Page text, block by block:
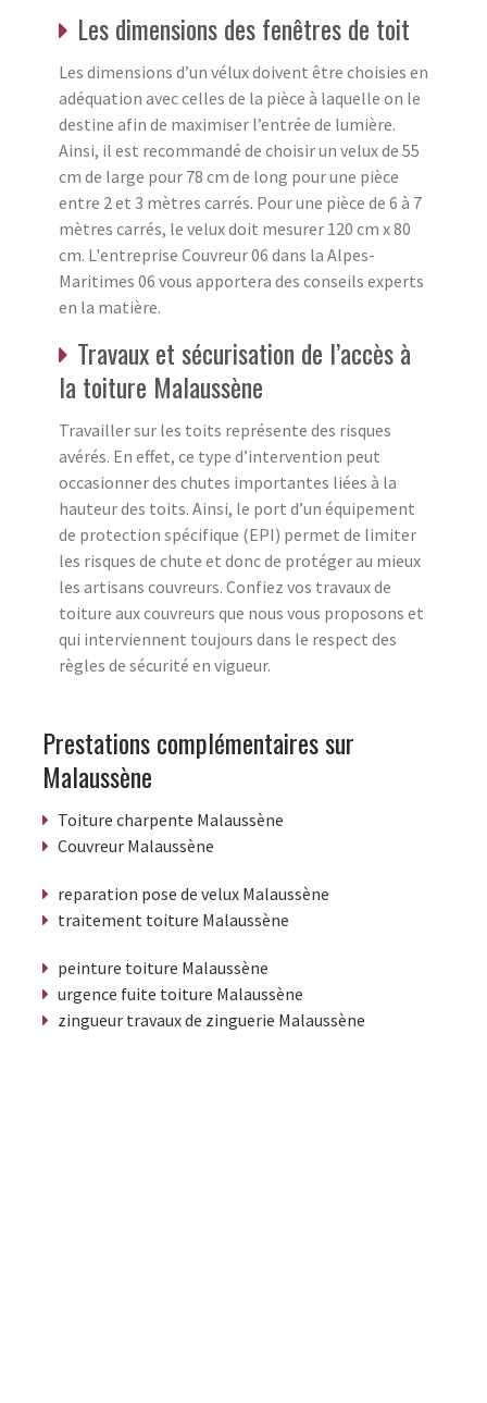
Les dimensions des fenêtres de toit
Les dimensions d’un vélux doivent être choisies en
adéquation avec celles de la pièce à laquelle on le
destine afin de maximiser l’entrée de lumière.
Ainsi, il est recommandé de choisir un velux de 55
cm de large pour 78 cm de long pour une pièce
entre 2 et 3 mètres carrés. Pour une pièce de 6 à 7
mètres carrés, le velux doit mesurer 120 cm x 80
cm. L'entreprise Couvreur 06 dans la Alpes-
Maritimes 06 vous apportera des conseils experts
en la matière.
Travaux et sécurisation de l’accès à
la toiture Malaussène
Travailler sur les toits représente des risques
avérés. En effet, ce type d’intervention peut
occasionner des chutes importantes liées à la
hauteur des toits. Ainsi, le port d’un équipement
de protection spécifique (EPI) permet de limiter
les risques de chute et donc de protéger au mieux
les artisans couvreurs. Confiez vos travaux de
toiture aux couvreurs que nous vous proposons et
qui interviennent toujours dans le respect des
règles de sécurité en vigueur.
Prestations complémentaires sur
Malaussène
Toiture charpente Malaussène
Couvreur Malaussène
reparation pose de velux Malaussène
traitement toiture Malaussène
peinture toiture Malaussène
urgence fuite toiture Malaussène
zingueur travaux de zinguerie Malaussène